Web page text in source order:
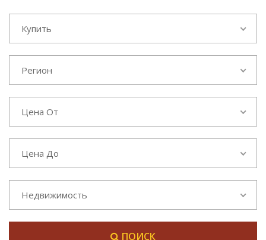
Купить
Регион
Цена От
Цена До
Недвижимость
ПОИСК